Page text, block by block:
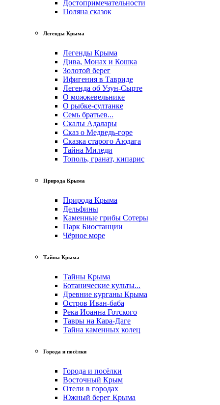
Достопримечательности
Поляна сказок
Легенды Крыма
Легенды Крыма
Дива, Монах и Кошка
Золотой берег
Ифигения в Тавриде
Легенда об Узун-Сырте
О можжевельнике
О рыбке-султанке
Семь братьев...
Скалы Адалары
Сказ о Медведь-горе
Сказка старого Аюдага
Тайна Миледи
Тополь, гранат, кипарис
Природа Крыма
Природа Крыма
Дельфины
Каменные грибы Сотеры
Парк Биостанции
Чёрное море
Тайны Крыма
Тайны Крыма
Ботанические культы...
Древние курганы Крыма
Остров Иван-баба
Река Иоанна Готского
Тавры на Кара-Даге
Тайна каменных колец
Города и посёлки
Города и посёлки
Восточный Крым
Отели в городах
Южный берег Крыма